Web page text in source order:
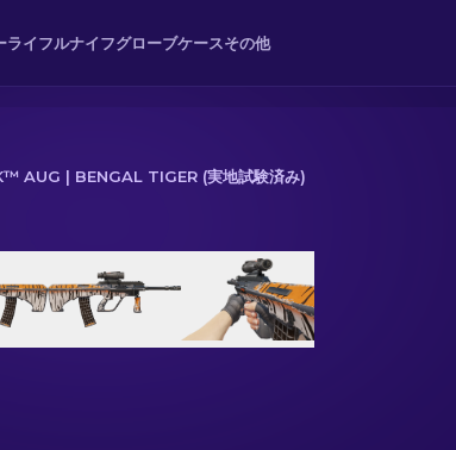
ライフルナイフグローブケースその他
AUG | BENGAL TIGER (実地試験済み)
Tiger (実地試験済み)